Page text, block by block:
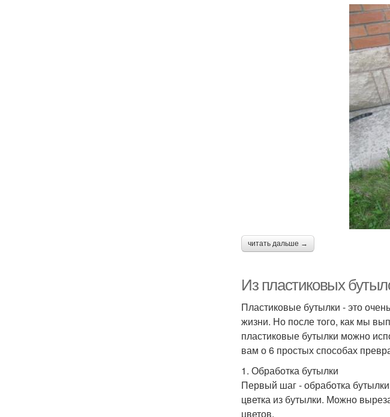
читать дальше →
Из пластиковых
Пластиковые бутылки - это
жизни. Но после того, как мы
пластиковые бутылки можно
вам о 6 простых способах
1. Обработка бутылки
Первый шаг - обработка
цветка из бутылки. Можно
цветов.